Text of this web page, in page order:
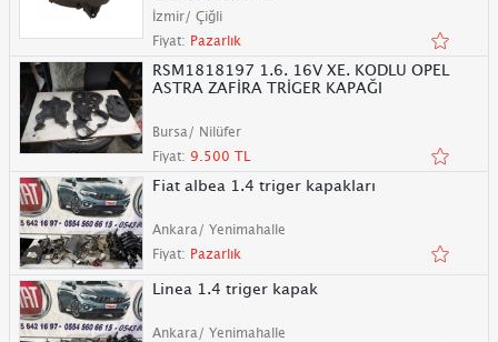
İzmir/ Çiğli
Fiyat: Pazarlık
RSM1818197 1.6. 16V XE. KODLU OPEL
ASTRA ZAFİRA TRİGER KAPAĞI
Bursa/ Nilüfer
Fiyat: 9.500 TL
Fiat albea 1.4 triger kapakları
Ankara/ Yenimahalle
Fiyat: Pazarlık
Linea 1.4 triger kapak
Ankara/ Yenimahalle